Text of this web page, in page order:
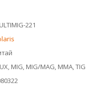
221
MIG, MIG/MAG, MMA, TIG